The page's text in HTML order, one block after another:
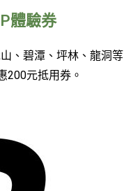
體驗券
、碧潭、坪林、龍洞等
200元抵用券。